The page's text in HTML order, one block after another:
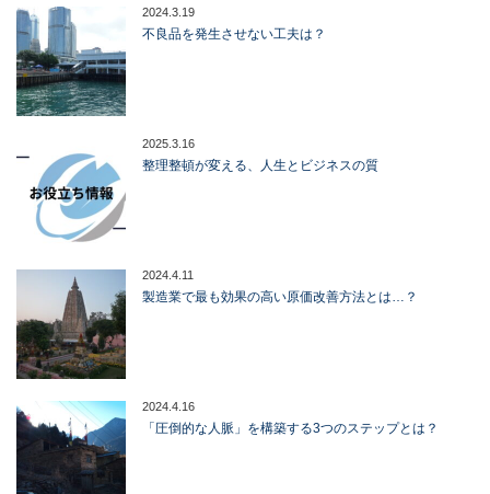
2024.3.19
不良品を発生させない工夫は？
2025.3.16
整理整頓が変える、人生とビジネスの質
2024.4.11
製造業で最も効果の高い原価改善方法とは…？
2024.4.16
「圧倒的な人脈」を構築する3つのステップとは？